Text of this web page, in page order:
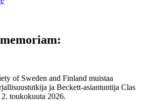
of Sweden and Finland muistaa
ja Beckett-asiantuntija Clas
toukokuuta 2026.